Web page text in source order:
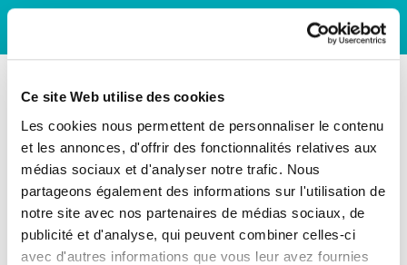
Ce site Web utilise des cookies
Les cookies nous permettent de personnaliser le contenu
et les annonces, d'offrir des fonctionnalités relatives aux
médias sociaux et d'analyser notre trafic. Nous
partageons également des informations sur l'utilisation de
notre site avec nos partenaires de médias sociaux, de
publicité et d'analyse, qui peuvent combiner celles-ci
avec d'autres informations que vous leur avez fournies